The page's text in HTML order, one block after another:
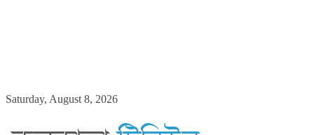
Skip
Saturday, August 8, 2026